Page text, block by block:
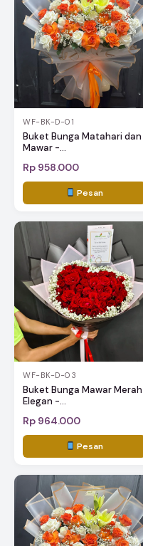
WF-BK-D-01
Buket Bunga Matahari dan
Mawar -...
Rp 958.000
Pesan
WF-BK-D-03
Buket Bunga Mawar Merah
Elegan -...
Rp 964.000
Pesan